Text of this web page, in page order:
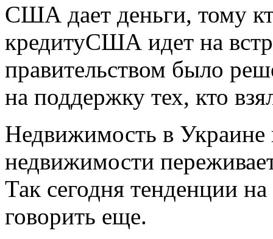
США дает деньги, тому
кредитуСША идет на
правительством было
на поддержку тех, кто
Недвижимость в Украине
недвижимости
Так сегодня тенденции
говорить еще.